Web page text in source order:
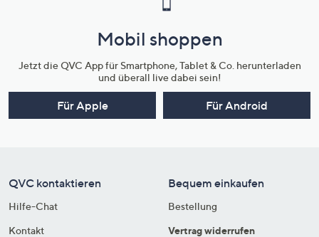
Mobil shoppen
Jetzt die QVC App für Smartphone, Tablet & Co. herunterladen
und überall live dabei sein!
Für Apple Für Android
QVC kontaktieren
Hilfe-Chat
Kontakt
Bequem einkaufen
Bestellung
Vertrag widerrufen